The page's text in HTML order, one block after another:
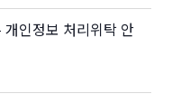
인정보 처리위탁 안